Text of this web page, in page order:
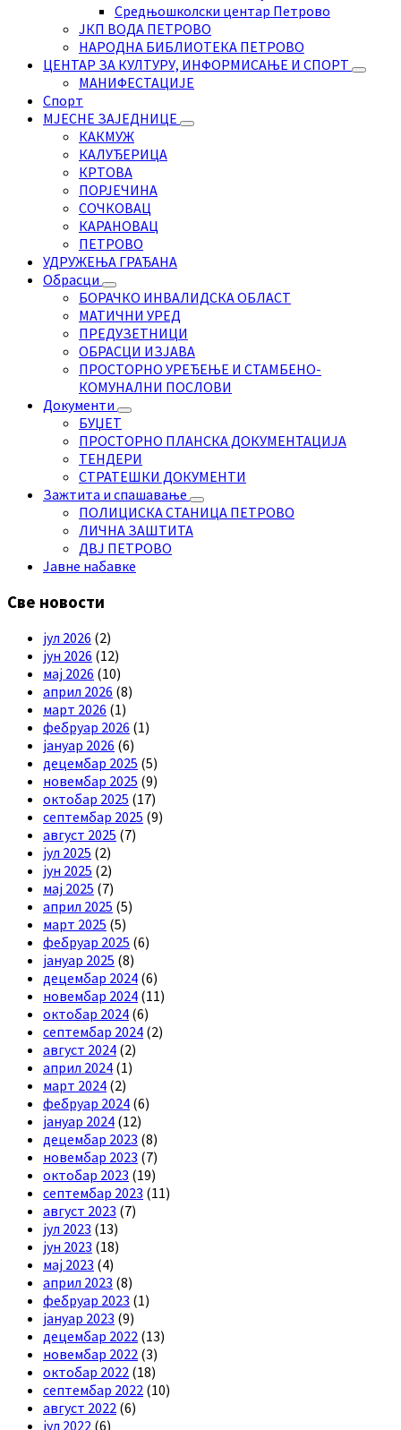
Средњошколски центар Петрово
ЈКП ВОДА ПЕТРОВО
НАРОДНА БИБЛИОТЕКА ПЕТРОВО
ЦЕНТАР ЗА КУЛТУРУ, ИНФОРМИСАЊЕ И СПОРТ
МАНИФЕСТАЦИЈЕ
Спорт
МЈЕСНЕ ЗАЈЕДНИЦЕ
КАКМУЖ
КАЛУЂЕРИЦА
КРТОВА
ПОРЈЕЧИНА
СОЧКОВАЦ
КАРАНОВАЦ
ПЕТРОВО
УДРУЖЕЊА ГРАЂАНА
Обрасци
БОРАЧКО ИНВАЛИДСКА ОБЛАСТ
МАТИЧНИ УРЕД
ПРЕДУЗЕТНИЦИ
ОБРАСЦИ ИЗЈАВА
ПРОСТОРНО УРЕЂЕЊЕ И СТАМБЕНО-
КОМУНАЛНИ ПОСЛОВИ
Документи
БУЏЕТ
ПРОСТОРНО ПЛАНСКА ДОКУМЕНТАЦИЈА
ТЕНДЕРИ
СТРАТЕШКИ ДОКУМЕНТИ
Зажтита и спашавање
ПОЛИЦИСКА СТАНИЦА ПЕТРОВО
ЛИЧНА ЗАШТИТА
ДВЈ ПЕТРОВО
Јавне набавке
Све новости
јул 2026 (2)
јун 2026 (12)
мај 2026 (10)
април 2026 (8)
март 2026 (1)
фебруар 2026 (1)
јануар 2026 (6)
децембар 2025 (5)
новембар 2025 (9)
октобар 2025 (17)
септембар 2025 (9)
август 2025 (7)
јул 2025 (2)
јун 2025 (2)
мај 2025 (7)
април 2025 (5)
март 2025 (5)
фебруар 2025 (6)
јануар 2025 (8)
децембар 2024 (6)
новембар 2024 (11)
октобар 2024 (6)
септембар 2024 (2)
август 2024 (2)
април 2024 (1)
март 2024 (2)
фебруар 2024 (6)
јануар 2024 (12)
децембар 2023 (8)
новембар 2023 (7)
октобар 2023 (19)
септембар 2023 (11)
август 2023 (7)
јул 2023 (13)
јун 2023 (18)
мај 2023 (4)
април 2023 (8)
фебруар 2023 (1)
јануар 2023 (9)
децембар 2022 (13)
новембар 2022 (3)
октобар 2022 (18)
септембар 2022 (10)
август 2022 (6)
јул 2022 (6)